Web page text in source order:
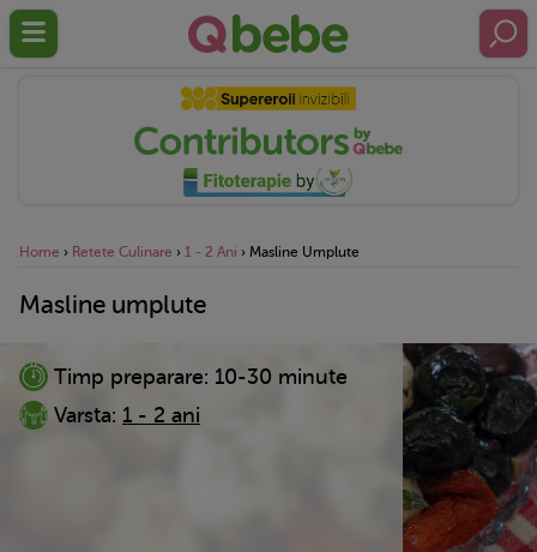
Home › Retete Culinare › 1 - 2 Ani › Masline Umplute
Masline umplute
Timp preparare: 10-30 minute
Varsta: 1 - 2 ani